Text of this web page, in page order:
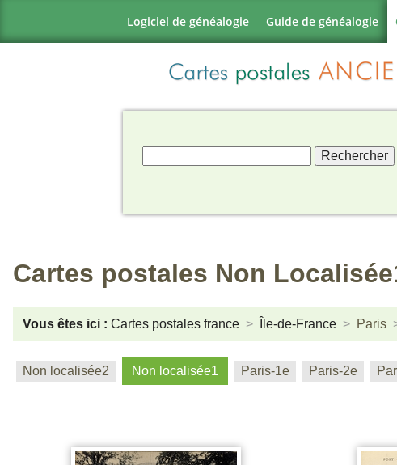
Logiciel de généalogie Guide de généalogie
Cartes postales Non
Vous êtes ici : Cartes postales france Île-de-France Paris
Non localisée2 Non localisée1 Paris-1e Paris-2e